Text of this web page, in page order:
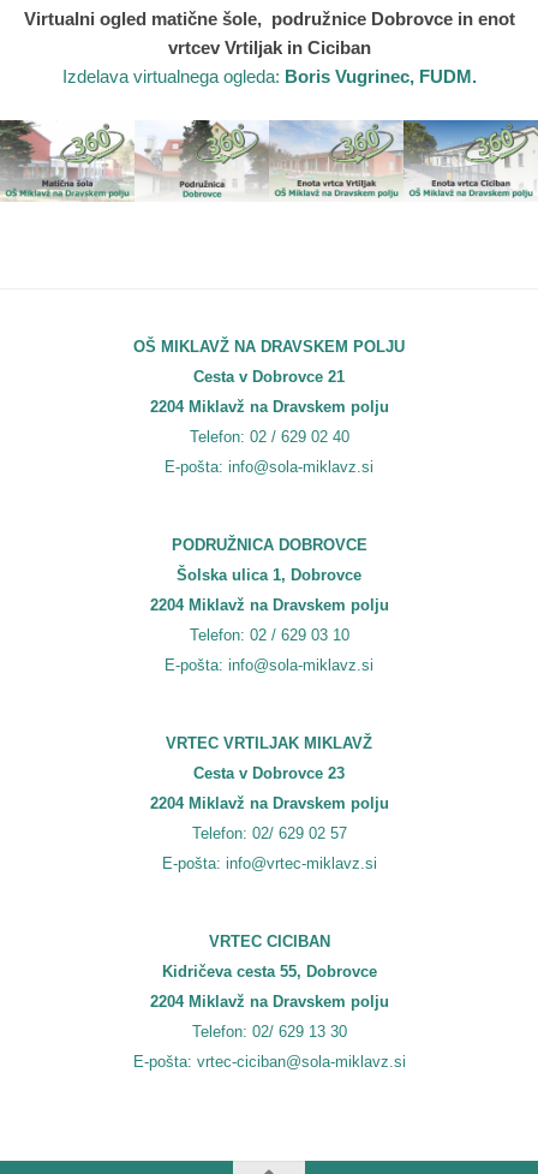
Virtualni ogled matične šole, podružnice Dobrovce in enot
vrtcev Vrtiljak in Ciciban
Izdelava virtualnega ogleda: Boris Vugrinec, FUDM.
OŠ MIKLAVŽ NA DRAVSKEM POLJU
Cesta v Dobrovce 21
2204 Miklavž na Dravskem polju
Telefon: 02 / 629 02 40
E-pošta: info@sola-miklavz.si
PODRUŽNICA DOBROVCE
Šolska ulica 1, Dobrovce
2204 Miklavž na Dravskem polju
Telefon: 02 / 629 03 10
E-pošta: info@sola-miklavz.si
VRTEC VRTILJAK MIKLAVŽ
Cesta v Dobrovce 23
2204 Miklavž na Dravskem polju
Telefon: 02/ 629 02 57
E-pošta: info@vrtec-miklavz.si
VRTEC CICIBAN
Kidričeva cesta 55, Dobrovce
2204 Miklavž na Dravskem polju
Telefon: 02/ 629 13 30
E-pošta: vrtec-ciciban@sola-miklavz.si